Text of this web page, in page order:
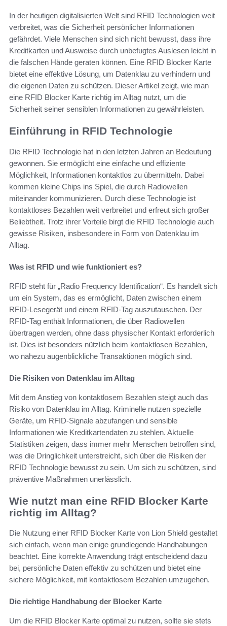
In der heutigen digitalisierten Welt sind RFID Technologien weit
verbreitet, was die Sicherheit persönlicher Informationen
gefährdet. Viele Menschen sind sich nicht bewusst, dass ihre
Kreditkarten und Ausweise durch unbefugtes Auslesen leicht in
die falschen Hände geraten können. Eine RFID Blocker Karte
bietet eine effektive Lösung, um Datenklau zu verhindern und
die eigenen Daten zu schützen. Dieser Artikel zeigt, wie man
eine RFID Blocker Karte richtig im Alltag nutzt, um die
Sicherheit seiner sensiblen Informationen zu gewährleisten.
Einführung in RFID Technologie
Die RFID Technologie hat in den letzten Jahren an Bedeutung
gewonnen. Sie ermöglicht eine einfache und effiziente
Möglichkeit, Informationen kontaktlos zu übermitteln. Dabei
kommen kleine Chips ins Spiel, die durch Radiowellen
miteinander kommunizieren. Durch diese Technologie ist
kontaktloses Bezahlen weit verbreitet und erfreut sich großer
Beliebtheit. Trotz ihrer Vorteile birgt die RFID Technologie auch
gewisse Risiken, insbesondere in Form von Datenklau im
Alltag.
Was ist RFID und wie funktioniert es?
RFID steht für „Radio Frequency Identification“. Es handelt sich
um ein System, das es ermöglicht, Daten zwischen einem
RFID-Lesegerät und einem RFID-Tag auszutauschen. Der
RFID-Tag enthält Informationen, die über Radiowellen
übertragen werden, ohne dass physischer Kontakt erforderlich
ist. Dies ist besonders nützlich beim kontaktlosen Bezahlen,
wo nahezu augenblickliche Transaktionen möglich sind.
Die Risiken von Datenklau im Alltag
Mit dem Anstieg von kontaktlosem Bezahlen steigt auch das
Risiko von Datenklau im Alltag. Kriminelle nutzen spezielle
Geräte, um RFID-Signale abzufangen und sensible
Informationen wie Kreditkartendaten zu stehlen. Aktuelle
Statistiken zeigen, dass immer mehr Menschen betroffen sind,
was die Dringlichkeit unterstreicht, sich über die Risiken der
RFID Technologie bewusst zu sein. Um sich zu schützen, sind
präventive Maßnahmen unerlässlich.
Wie nutzt man eine RFID Blocker Karte
richtig im Alltag?
Die Nutzung einer RFID Blocker Karte von Lion Shield gestaltet
sich einfach, wenn man einige grundlegende Handhabungen
beachtet. Eine korrekte Anwendung trägt entscheidend dazu
bei, persönliche Daten effektiv zu schützen und bietet eine
sichere Möglichkeit, mit kontaktlosem Bezahlen umzugehen.
Die richtige Handhabung der Blocker Karte
Um die RFID Blocker Karte optimal zu nutzen, sollte sie stets